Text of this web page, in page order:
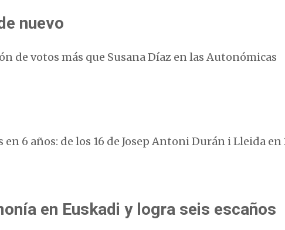
nuevo
de votos más que Susana Díaz en las Autonómicas
6 años: de los 16 de Josep Antoni Durán i Lleida en
en Euskadi y logra seis escaños